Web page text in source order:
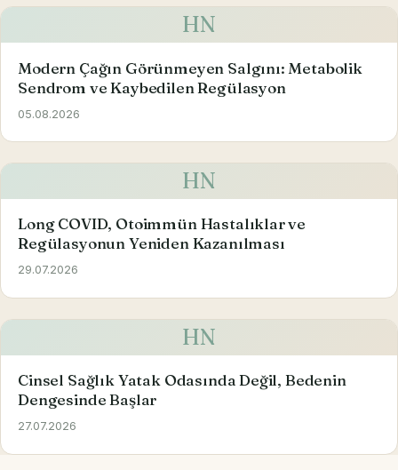
HN
Modern Çağın Görünmeyen Salgını: Metabolik
Sendrom ve Kaybedilen Regülasyon
05.08.2026
HN
Long COVID, Otoimmün Hastalıklar ve
Regülasyonun Yeniden Kazanılması
29.07.2026
HN
Cinsel Sağlık Yatak Odasında Değil, Bedenin
Dengesinde Başlar
27.07.2026